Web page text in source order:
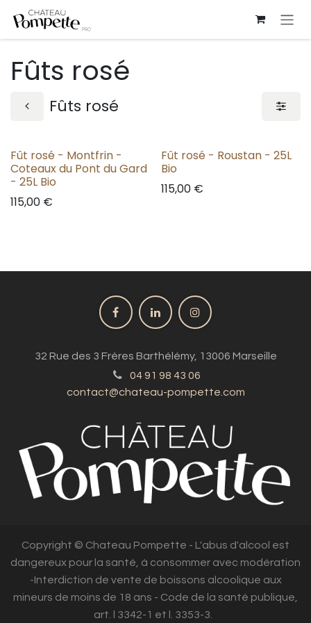
Se rendre au contenu
Fûts rosé
Fûts rosé
Fût rosé - Montfrin -
Coteaux du Pont du Gard
- 25L Bio
115,00 €
Fût rosé - Roustan - 25L
Bio
115,00€
32 Rue des 3 Frères Barthélémy, 13006 Marseille
04 91 98 43 06
contact@chateau-pompette.com
Copyright © Chateau Pompette - L'abus d'alcool est
dangereux pour la santé, à consommer avec modération
-Interdiction de vente de boissons alcoolique aux
mineurs de moins de 18 ans - Code de la santé publique,
art. l 3342-1 et l. 3353-3.